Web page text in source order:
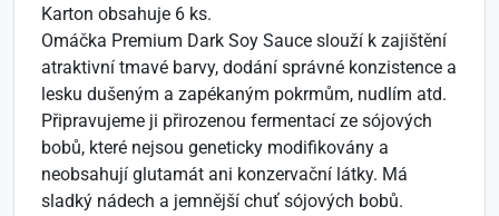
Karton obsahuje 6 ks.
Omáčka Premium Dark Soy Sauce slouží k zajištění
atraktivní tmavé barvy, dodání správné konzistence a
lesku dušeným a zapékaným pokrmům, nudlím atd.
Připravujeme ji přirozenou fermentací ze sójových
bobů, které nejsou geneticky modifikovány a
neobsahují glutamát ani konzervační látky. Má
sladký nádech a jemnější chuť sójových bobů.